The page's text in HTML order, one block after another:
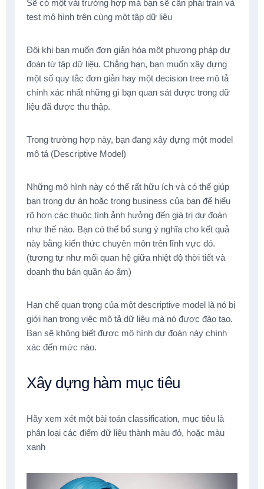
Sẽ có một vài trường hợp mà bạn sẽ cần phải train và
test mô hình trên cùng một tập dữ liệu
Đôi khi bạn muốn đơn giản hóa một phương pháp dự
đoán từ tập dữ liệu. Chẳng hạn, bạn muốn xây dựng
một số quy tắc đơn giản hay một decision tree mô tả
chính xác nhất những gì bạn quan sát được trong dữ
liệu đã được thu thập.
Trong trường hợp này, bạn đang xây dựng một model
mô tả (Descriptive Model)
Những mô hình này có thể rất hữu ích và có thể giúp
bạn trong dự án hoặc trong business của bạn để hiểu
rõ hơn các thuộc tính ảnh hưởng đến giá trị dự đoán
như thế nào. Bạn có thể bổ sung ý nghĩa cho kết quả
này bằng kiến thức chuyên môn trên lĩnh vực đó.
(tương tự như mối quan hệ giữa nhiệt độ thời tiết và
doanh thu bán quần áo ấm)
Hạn chế quan trọng của một descriptive model là nó bị
giới hạn trong việc mô tả dữ liệu mà nó được đào tạo.
Bạn sẽ không biết được mô hình dự đoán này chính
xác đến mức nào.
Xây dựng hàm mục tiêu
Hãy xem xét một bài toán classification, mục tiêu là
phân loại các điểm dữ liệu thành màu đỏ, hoặc màu
xanh